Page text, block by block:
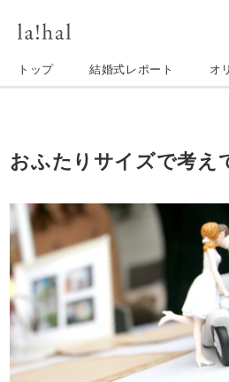
トップ 結婚式レポート オ
おふたりサイズで考え